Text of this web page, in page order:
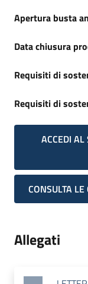
Apertura busta
Data chiusura
Requisiti di
Requisiti di
ACCEDI
CONSULTA
Allegati